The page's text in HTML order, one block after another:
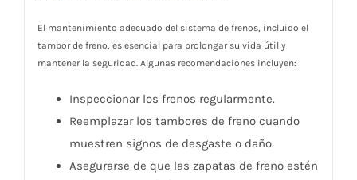
El mantenimiento adecuado del sistema de frenos, incluido el
tambor de freno, es esencial para prolongar su vida útil y
mantener la seguridad. Algunas recomendaciones incluyen:
Inspeccionar los frenos regularmente.
Reemplazar los tambores de freno cuando
muestren signos de desgaste o daño.
Asegurarse de que las zapatas de freno estén